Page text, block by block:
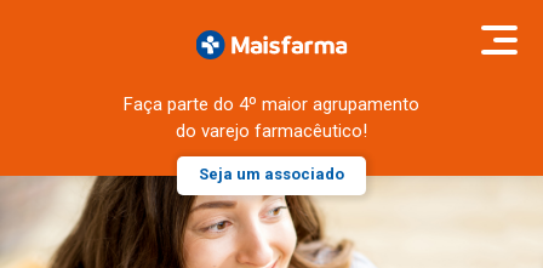
Faça parte do 4º maior agrupamento
do varejo farmacêutico!
Seja um associado